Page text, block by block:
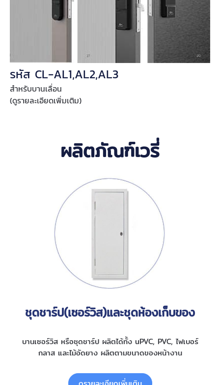
รหัส CL-AL1,AL2,AL3
สำหรับบานเลื่อน
(ดูรายละเอียดเพิ่มเติม)
ผลิตภัณฑ์เวรี่
ชุดชาร์ป(เซอร์วิส)และชุดห้องเก็บของ
บานเซอร์วิส หรือชุดชาร์ป ผลิตได้ทั้ง uPVC, PVC, ไฟเบอร์
กลาส และไม้อัดยาง ผลิตตามขนาดของหน้างาน